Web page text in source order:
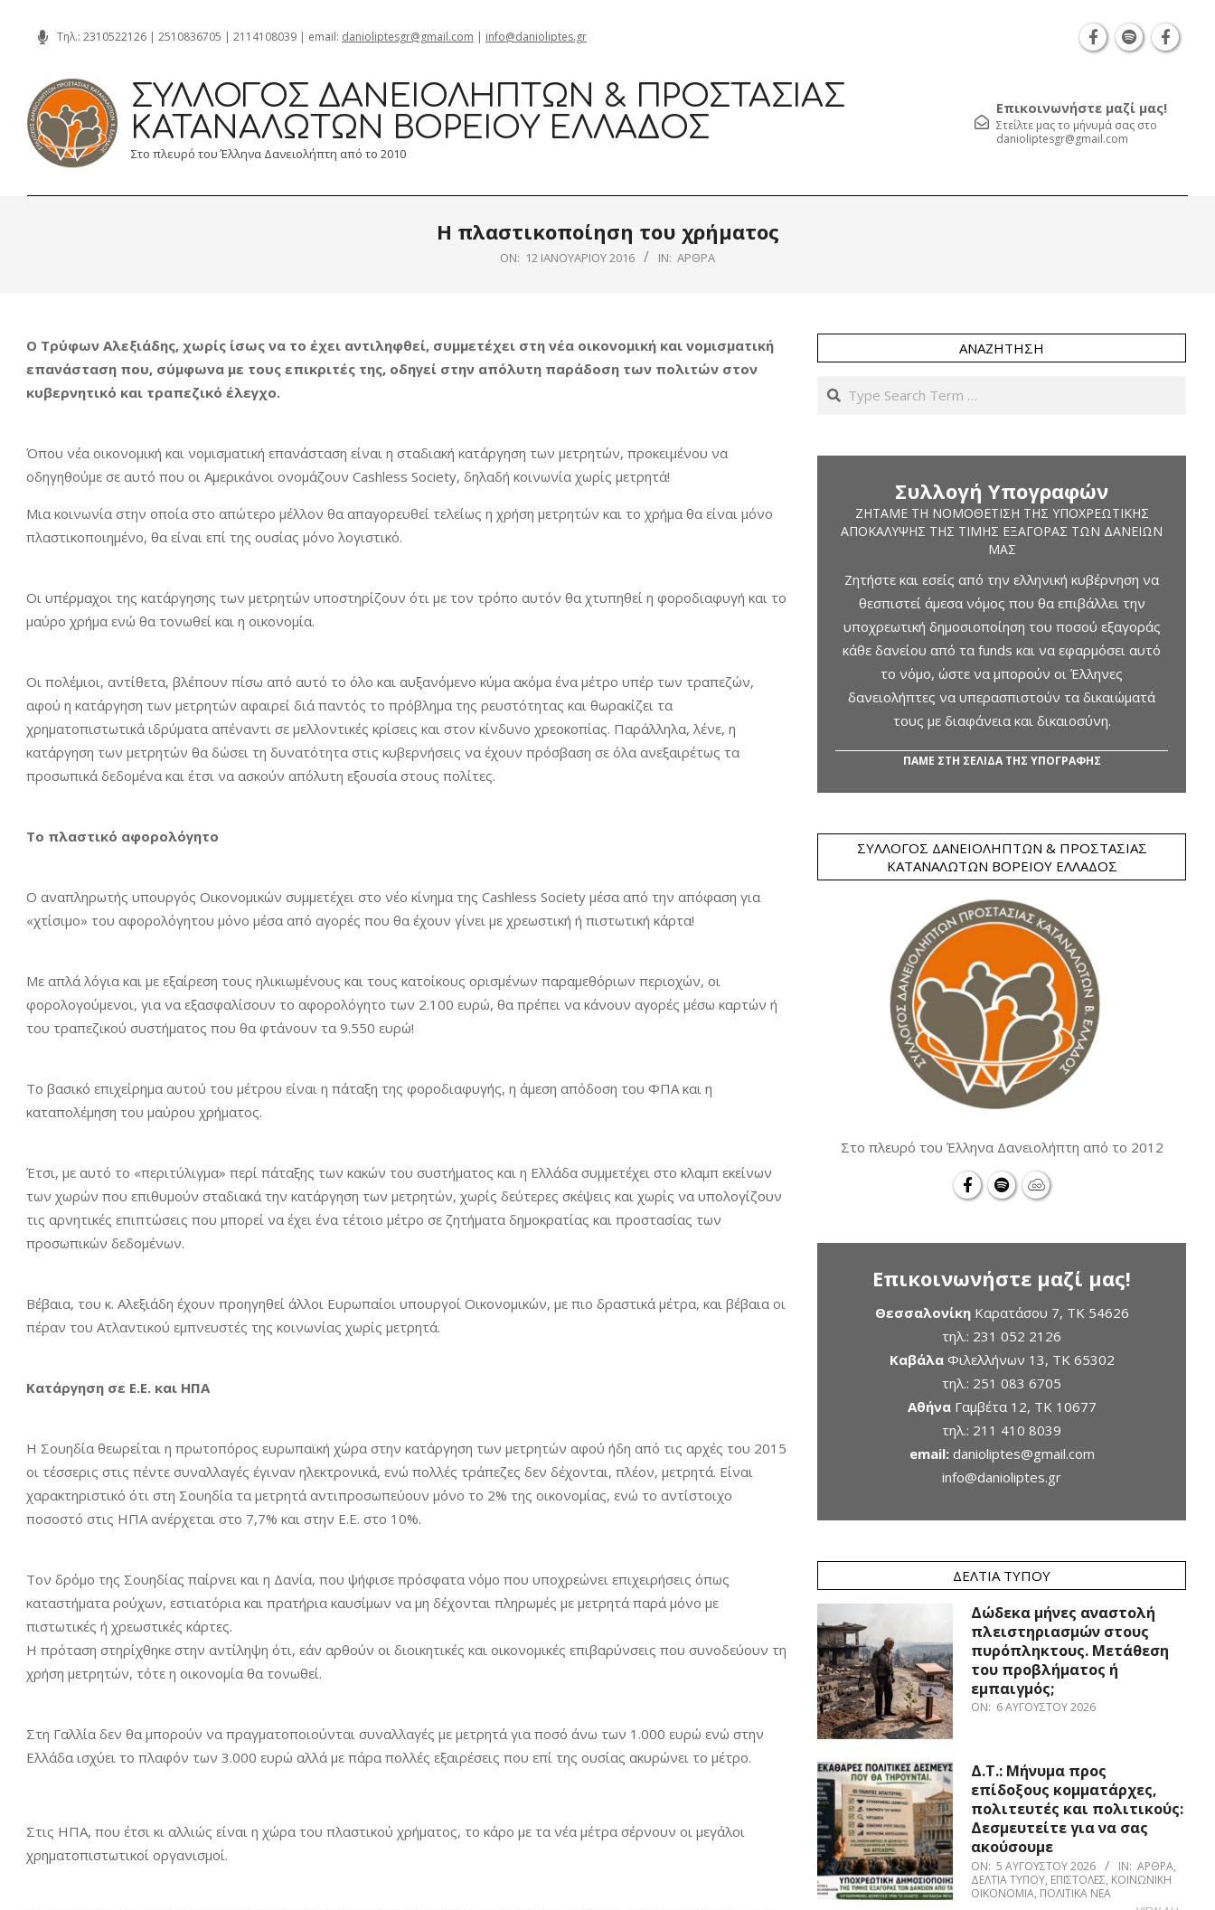
content
Τηλ.: 2310522126 | 2510836705 | 2114108039 | email: danioliptesgr@gmail.com | info@danioliptes.gr
ΣΎΛΛΟΓΟΣ ΔΑΝΕΙΟΛΗΠΤΏΝ & ΠΡΟΣΤΑΣΊΑΣ
ΚΑΤΑΝΑΛΩΤΏΝ ΒΟΡΕΊΟΥ ΕΛΛΆΔΟΣ
Στο πλευρό του Έλληνα Δανειολήπτη από το 2010
Επικοινωνήστε μαζί μας!
Στείλτε μας το μήνυμά σας στο
danioliptesgr@gmail.com
Η πλαστικοποίηση του χρήματος
ON: 12 ΙΑΝΟΥΑΡΊΟΥ 2016 IN: ΆΡΘΡΑ
Ο Τρύφων Αλεξιάδης, χωρίς ίσως να το έχει αντιληφθεί, συμμετέχει στη νέα οικονομική και νομισματική
επανάσταση που, σύμφωνα με τους επικριτές της, οδηγεί στην απόλυτη παράδοση των πολιτών στον
κυβερνητικό και τραπεζικό έλεγχο.
Όπου νέα οικονομική και νομισματική επανάσταση είναι η σταδιακή κατάργηση των μετρητών, προκειμένου να
οδηγηθούμε σε αυτό που οι Αμερικάνοι ονομάζουν Cashless Society, δηλαδή κοινωνία χωρίς μετρητά!
Μια κοινωνία στην οποία στο απώτερο μέλλον θα απαγορευθεί τελείως η χρήση μετρητών και το χρήμα θα είναι μόνο
πλαστικοποιημένο, θα είναι επί της ουσίας μόνο λογιστικό.
Οι υπέρμαχοι της κατάργησης των μετρητών υποστηρίζουν ότι με τον τρόπο αυτόν θα χτυπηθεί η φοροδιαφυγή και το
μαύρο χρήμα ενώ θα τονωθεί και η οικονομία.
Οι πολέμιοι, αντίθετα, βλέπουν πίσω από αυτό το όλο και αυξανόμενο κύμα ακόμα ένα μέτρο υπέρ των τραπεζών,
αφού η κατάργηση των μετρητών αφαιρεί διά παντός το πρόβλημα της ρευστότητας και θωρακίζει τα
χρηματοπιστωτικά ιδρύματα απέναντι σε μελλοντικές κρίσεις και στον κίνδυνο χρεοκοπίας. Παράλληλα, λένε, η
κατάργηση των μετρητών θα δώσει τη δυνατότητα στις κυβερνήσεις να έχουν πρόσβαση σε όλα ανεξαιρέτως τα
προσωπικά δεδομένα και έτσι να ασκούν απόλυτη εξουσία στους πολίτες.
Το πλαστικό αφορολόγητο
Ο αναπληρωτής υπουργός Οικονομικών συμμετέχει στο νέο κίνημα της Cashless Society μέσα από την απόφαση για
«χτίσιμο» του αφορολόγητου μόνο μέσα από αγορές που θα έχουν γίνει με χρεωστική ή πιστωτική κάρτα!
Με απλά λόγια και με εξαίρεση τους ηλικιωμένους και τους κατοίκους ορισμένων παραμεθόριων περιοχών, οι
φορολογούμενοι, για να εξασφαλίσουν το αφορολόγητο των 2.100 ευρώ, θα πρέπει να κάνουν αγορές μέσω καρτών ή
του τραπεζικού συστήματος που θα φτάνουν τα 9.550 ευρώ!
Το βασικό επιχείρημα αυτού του μέτρου είναι η πάταξη της φοροδιαφυγής, η άμεση απόδοση του ΦΠΑ και η
καταπολέμηση του μαύρου χρήματος.
Έτσι, με αυτό το «περιτύλιγμα» περί πάταξης των κακών του συστήματος και η Ελλάδα συμμετέχει στο κλαμπ εκείνων
των χωρών που επιθυμούν σταδιακά την κατάργηση των μετρητών, χωρίς δεύτερες σκέψεις και χωρίς να υπολογίζουν
τις αρνητικές επιπτώσεις που μπορεί να έχει ένα τέτοιο μέτρο σε ζητήματα δημοκρατίας και προστασίας των
προσωπικών δεδομένων.
Βέβαια, του κ. Αλεξιάδη έχουν προηγηθεί άλλοι Ευρωπαίοι υπουργοί Οικονομικών, με πιο δραστικά μέτρα, και βέβαια οι
πέραν του Ατλαντικού εμπνευστές της κοινωνίας χωρίς μετρητά.
Κατάργηση σε Ε.Ε. και ΗΠΑ
Η Σουηδία θεωρείται η πρωτοπόρος ευρωπαϊκή χώρα στην κατάργηση των μετρητών αφού ήδη από τις αρχές του 2015
οι τέσσερις στις πέντε συναλλαγές έγιναν ηλεκτρονικά, ενώ πολλές τράπεζες δεν δέχονται, πλέον, μετρητά. Είναι
χαρακτηριστικό ότι στη Σουηδία τα μετρητά αντιπροσωπεύουν μόνο το 2% της οικονομίας, ενώ το αντίστοιχο
ποσοστό στις ΗΠΑ ανέρχεται στο 7,7% και στην Ε.Ε. στο 10%.
Τον δρόμο της Σουηδίας παίρνει και η Δανία, που ψήφισε πρόσφατα νόμο που υποχρεώνει επιχειρήσεις όπως
καταστήματα ρούχων, εστιατόρια και πρατήρια καυσίμων να μη δέχονται πληρωμές με μετρητά παρά μόνο με
πιστωτικές ή χρεωστικές κάρτες.
Η πρόταση στηρίχθηκε στην αντίληψη ότι, εάν αρθούν οι διοικητικές και οικονομικές επιβαρύνσεις που συνοδεύουν τη
χρήση μετρητών, τότε η οικονομία θα τονωθεί.
Στη Γαλλία δεν θα μπορούν να πραγματοποιούνται συναλλαγές με μετρητά για ποσό άνω των 1.000 ευρώ ενώ στην
Ελλάδα ισχύει το πλαφόν των 3.000 ευρώ αλλά με πάρα πολλές εξαιρέσεις που επί της ουσίας ακυρώνει το μέτρο.
Στις ΗΠΑ, που έτσι κι αλλιώς είναι η χώρα του πλαστικού χρήματος, το κάρο με τα νέα μέτρα σέρνουν οι μεγάλοι
χρηματοπιστωτικοί οργανισμοί.
ΑΝΑΖΉΤΗΣΗ
Search
Συλλογή Υπογραφών
ΖΗΤΆΜΕ ΤΗ ΝΟΜΟΘΈΤΙΣΗ ΤΗΣ ΥΠΟΧΡΕΩΤΙΚΉΣ
ΑΠΟΚΆΛΥΨΗΣ ΤΗΣ ΤΙΜΉΣ ΕΞΑΓΟΡΆΣ ΤΩΝ ΔΑΝΕΊΩΝ
ΜΑΣ
Ζητήστε και εσείς από την ελληνική κυβέρνηση να
θεσπιστεί άμεσα νόμος που θα επιβάλλει την
υποχρεωτική δημοσιοποίηση του ποσού εξαγοράς
κάθε δανείου από τα funds και να εφαρμόσει αυτό
το νόμο, ώστε να μπορούν οι Έλληνες
δανειολήπτες να υπερασπιστούν τα δικαιώματά
τους με διαφάνεια και δικαιοσύνη.
ΠΑΜΕ ΣΤΗ ΣΕΛΙΔΑ ΤΗΣ ΥΠΟΓΡΑΦΗΣ
ΣΎΛΛΟΓΟΣ ΔΑΝΕΙΟΛΗΠΤΏΝ & ΠΡΟΣΤΑΣΊΑΣ
ΚΑΤΑΝΑΛΩΤΏΝ ΒΟΡΕΊΟΥ ΕΛΛΆΔΟΣ
Στο πλευρό του Έλληνα Δανειολήπτη από το 2012
Επικοινωνήστε μαζί μας!
ΘεσσαλονίκηΚαρατάσου 7, TK 54626
τηλ.: 231 052 2126
ΚαβάλαΦιλελλήνων 13, ΤΚ 65302
τηλ.: 251 083 6705
ΑθήναΓαμβέτα 12, ΤΚ 10677
τηλ.: 211 410 8039
email: danioliptes@gmail.com
info@danioliptes.gr
ΔΕΛΤΊΑ ΤΎΠΟΥ
Δώδεκα μήνες αναστολή
πλειστηριασμών στους
πυρόπληκτους. Μετάθεση
του προβλήματος ή
εμπαιγμός;
ON: 6 ΑΥΓΟΎΣΤΟΥ 2026
Δ.Τ.: Μήνυμα προς
επίδοξους κομματάρχες,
πολιτευτές και πολιτικούς:
Δεσμευτείτε για να σας
ακούσουμε
ON: 5 ΑΥΓΟΎΣΤΟΥ 2026 IN: ΆΡΘΡΑ,
ΔΕΛΤΊΑ ΤΎΠΟΥ, ΕΠΙΣΤΟΛΈΣ, ΚΟΙΝΩΝΙΚΉ
ΟΙΚΟΝΟΜΊΑ, ΠΟΛΙΤΙΚΆ ΝΈΑ